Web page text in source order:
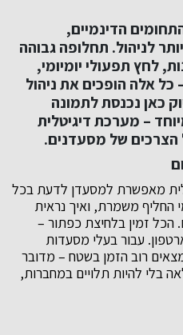
הדינמיים,
לניהול. תחלופה גבוהה
לחץ תפעולי יומיומי,
כל אלה הופכים את ניהול
כאן נכנסת לתמונה
– מערכת דיגיטלית
של מסעדנים.
מאפשרת למסעדן לדעת בכל
החליף משמרת, ואיך נראית
הכל זמין בלחיצת כפתור –
עבור בעלי מסעדות
רוב הזמן בשטח – מדובר
בלי להיות תלויים במחברות,